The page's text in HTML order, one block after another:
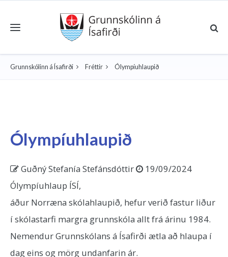
Toggle navigation
Grunnskólinn á Ísafirði Fréttir Ólympíuhlaupið
Ólympíuhlaupið
Guðný Stefanía Stefánsdóttir
19/09/2024
Ólympíuhlaup ÍSÍ,
áður Norræna skólahlaupið, hefur verið fastur liður
í skólastarfi margra grunnskóla allt frá árinu 1984.
Nemendur Grunnskólans á Ísafirði ætla að hlaupa í
dag eins og mörg undanfarin ár.